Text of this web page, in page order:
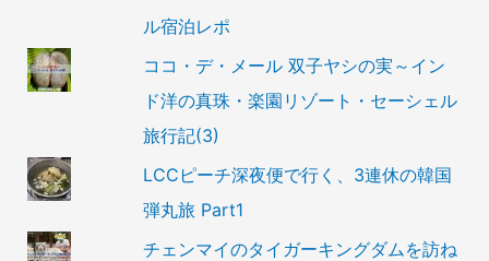
ル宿泊レポ
ココ・デ・メール 双子ヤシの実～イン
ド洋の真珠・楽園リゾート・セーシェル
旅行記(3)
LCCピーチ深夜便で行く、3連休の韓国
弾丸旅 Part1
チェンマイのタイガーキングダムを訪ね